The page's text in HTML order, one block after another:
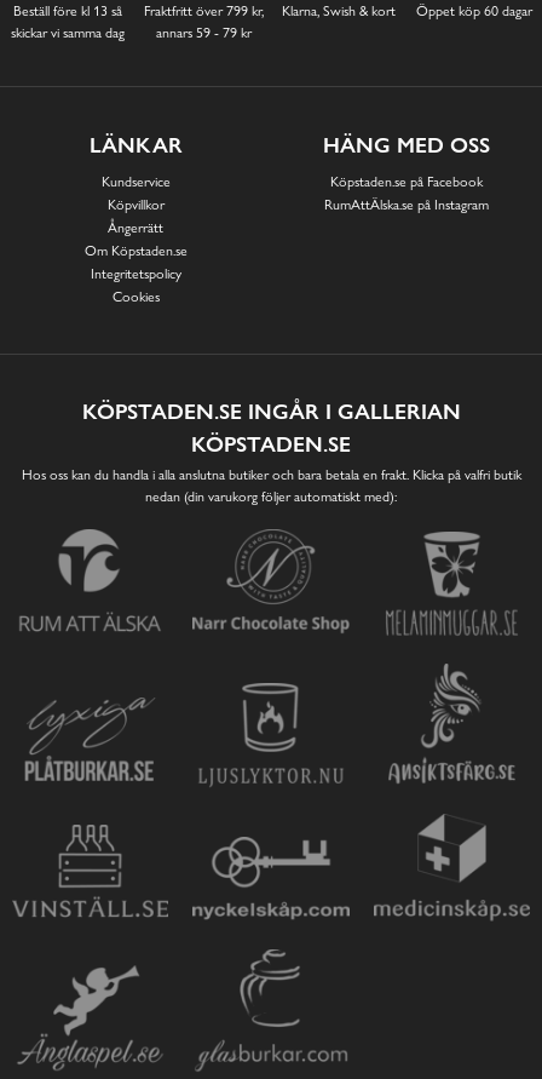
Beställ före kl 13 så
skickar vi samma dag
Fraktfritt över 799 kr,
annars 59 - 79 kr
Klarna, Swish & kort Öppet köp 60 dagar
LÄNKAR
Kundservice
Köpvillkor
Ångerrätt
Om Köpstaden.se
Integritetspolicy
Cookies
HÄNG MED OSS
Köpstaden.se på Facebook
RumAttÄlska.se på Instagram
KÖPSTADEN.SE INGÅR I GALLERIAN
KÖPSTADEN.SE
Hos oss kan du handla i alla anslutna butiker och bara betala en frakt. Klicka på valfri butik
nedan (din varukorg följer automatiskt med):